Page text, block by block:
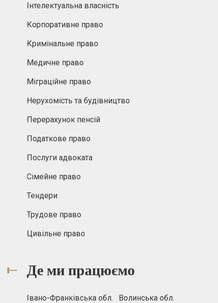
Інтелектуальна власність
Корпоративне право
Кримінальне право
Медичне право
Міграційне право
Нерухомість та будівництво
Перерахунок пенсій
Податкове право
Послуги адвоката
Сімейне право
Тендери
Трудове право
Цивільне право
Де ми працюємо
Івано-Франківська обл. Волинська обл.